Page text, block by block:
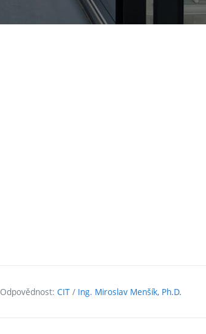
Odpovědnost: CIT / Ing. Miroslav Menšík, Ph.D.